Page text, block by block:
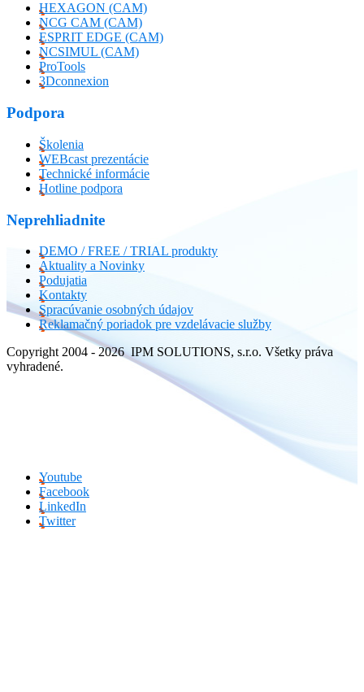
HEXAGON (CAM)
NCG CAM (CAM)
ESPRIT EDGE (CAM)
NCSIMUL (CAM)
ProTools
3Dconnexion
Podpora
Školenia
WEBcast prezentácie
Technické informácie
Hotline podpora
Neprehliadnite
DEMO / FREE / TRIAL produkty
Aktuality a Novinky
Podujatia
Kontakty
Spracúvanie osobných údajov
Reklamačný poriadok pre vzdelávacie služby
Copyright 2004 - 2026 IPM SOLUTIONS, s.r.o. Všetky práva
vyhradené.
Youtube
Facebook
LinkedIn
Twitter